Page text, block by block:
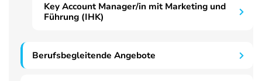
Key Account Manager/in mit Marketing und
Führung (IHK)
Berufsbegleitende Angebote